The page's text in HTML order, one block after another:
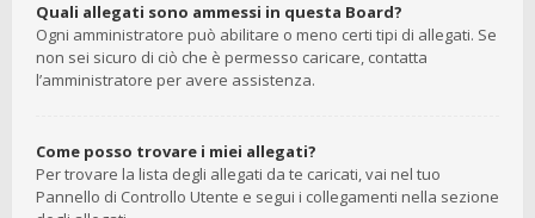
Quali allegati sono ammessi in questa Board?
Ogni amministratore può abilitare o meno certi tipi di allegati. Se
non sei sicuro di ciò che è permesso caricare, contatta
l’amministratore per avere assistenza.
Come posso trovare i miei allegati?
Per trovare la lista degli allegati da te caricati, vai nel tuo
Pannello di Controllo Utente e segui i collegamenti nella sezione